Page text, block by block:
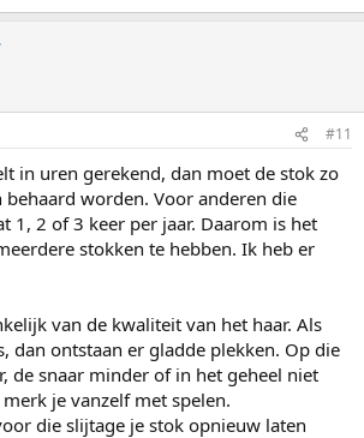
#11
in uren gerekend, dan moet de stok zo
worden. Voor anderen die
1, 2 of 3 keer per jaar. Daarom is het
stokken te hebben. Ik heb er
van de kwaliteit van het haar. Als
dan ontstaan er gladde plekken. Op die
de snaar minder of in het geheel niet
je vanzelf met spelen.
die slijtage je stok opnieuw laten